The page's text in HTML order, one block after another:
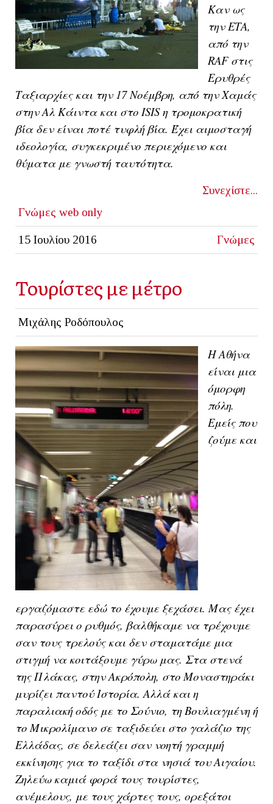
Καν ως
την ΕΤΑ,
από την
RAF στις
Ερυθρές
Ταξιαρχίες και την 17 Νοέμβρη, από την Χαμάς
στην Αλ Κάιντα και στο ISIS η τρομοκρατική
βία δεν είναι ποτέ τυφλή βία. Έχει αιμοσταγή
ιδεολογία, συγκεκριμένο περιεχόμενο και
θύματα με γνωστή ταυτότητα.
Συνεχίστε...
Γνώμες web only
15 Ιουλίου 2016 Γνώμες
Τουρίστες με μέτρο
Μιχάλης Ροδόπουλος
Η Αθήνα
είναι μια
όμορφη
πόλη.
Εμείς που
ζούμε και
εργαζόμαστε εδώ το έχουμε ξεχάσει. Μας έχει
παρασύρει ο ρυθμός, βαλθήκαμε να τρέχουμε
σαν τους τρελούς και δεν σταματάμε μια
στιγμή να κοιτάξουμε γύρω μας. Στα στενά
της Πλάκας, στην Ακρόπολη, στο Μοναστηράκι
μυρίζει παντού Ιστορία. Αλλά και η
παραλιακή οδός με το Σούνιο, τη Βουλιαγμένη ή
το Μικρολίμανο σε ταξιδεύει στο γαλάζιο της
Ελλάδας, σε δελεάζει σαν νοητή γραμμή
εκκίνησης για το ταξίδι στα νησιά του Αιγαίου.
Ζηλεύω καμιά φορά τους τουρίστες,
ανέμελους, με τους χάρτες τους, ορεξάτοι